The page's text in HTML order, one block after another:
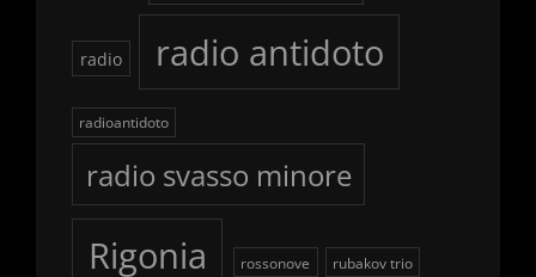
radio radio antidoto
radioantidoto
radio svasso minore
Rigonia rossonove rubakov trio